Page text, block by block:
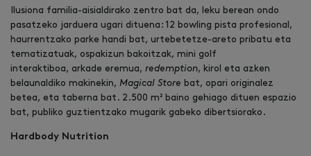
Ilusiona familia-aisialdirako zentro bat da, leku berean ondo
pasatzeko jarduera ugari dituena: 12 bowling pista profesional,
haurrentzako parke handi bat, urtebetetze-areto pribatu eta
tematizatuak, ospakizun bakoitzak, mini golf
interaktiboa, arkade eremua, redemption, kirol eta azken
belaunaldiko makinekin, Magical Store bat, opari originalez
betea, eta taberna bat. 2.500 m² baino gehiago dituen espazio
bat, publiko guztientzako mugarik gabeko dibertsiorako.
Hardbody Nutrition